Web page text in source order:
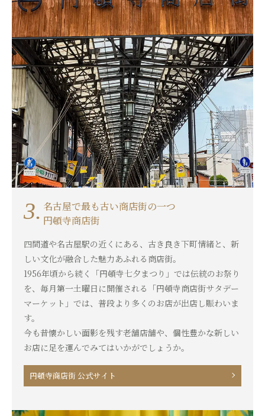
3. 名古屋で最も古い商店街の一つ
円頓寺商店街
四間道や名古屋駅の近くにある、古き良き下町情緒と、新
しい文化が融合した魅力あふれる商店街。
1956年頃から続く「円頓寺七夕まつり」では伝統のお祭り
を、毎月第一土曜日に開催される「円頓寺商店街サタデー
マーケット」では、普段より多くのお店が出店し賑わいま
す。
今も昔懐かしい面影を残す老舗店舗や、個性豊かな新しい
お店に足を運んでみてはいかがでしょうか。
円頓寺商店街 公式サイト